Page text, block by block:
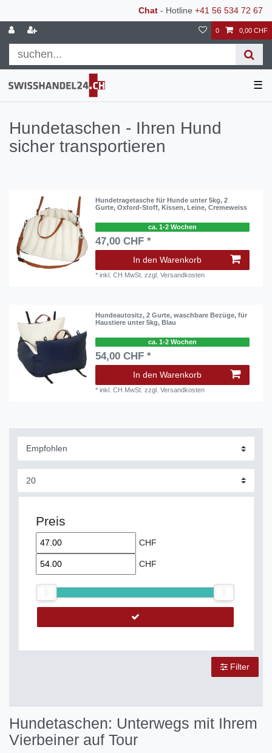
Chat - Hotline +41 56 534 72 67
0 0,00 CHF
☰
Hundetaschen - Ihren Hund
sicher transportieren
Hundetragetasche für Hunde unter 5kg, 2
Gurte, Oxford-Stoff, Kissen, Leine, Cremeweiss
ca. 1-2 Wochen
47,00 CHF *
In den Warenkorb
*inkl. CH MwSt. zzgl.Versandkosten
Hundeautositz, 2 Gurte, waschbare Bezüge, für
Haustiere unter 5kg, Blau
ca. 1-2 Wochen
54,00 CHF *
In den Warenkorb
*inkl. CH MwSt. zzgl.Versandkosten
Preis
CHF
CHF
Filter
Hundetaschen: Unterwegs mit Ihrem
Vierbeiner auf Tour